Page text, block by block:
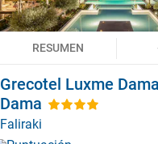
RESUMEN
Grecotel Luxme Dama
Dama
Faliraki